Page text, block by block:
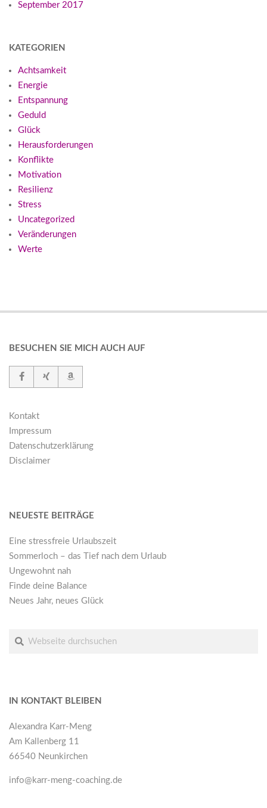
September 2017
KATEGORIEN
Achtsamkeit
Energie
Entspannung
Geduld
Glück
Herausforderungen
Konflikte
Motivation
Resilienz
Stress
Uncategorized
Veränderungen
Werte
BESUCHEN SIE MICH AUCH AUF
Kontakt
Impressum
Datenschutzerklärung
Disclaimer
NEUESTE BEITRÄGE
Eine stressfreie Urlaubszeit
Sommerloch – das Tief nach dem Urlaub
Ungewohnt nah
Finde deine Balance
Neues Jahr, neues Glück
Suche
IN KONTAKT BLEIBEN
Alexandra Karr-Meng
Am Kallenberg 11
66540 Neunkirchen
info@karr-meng-coaching.de